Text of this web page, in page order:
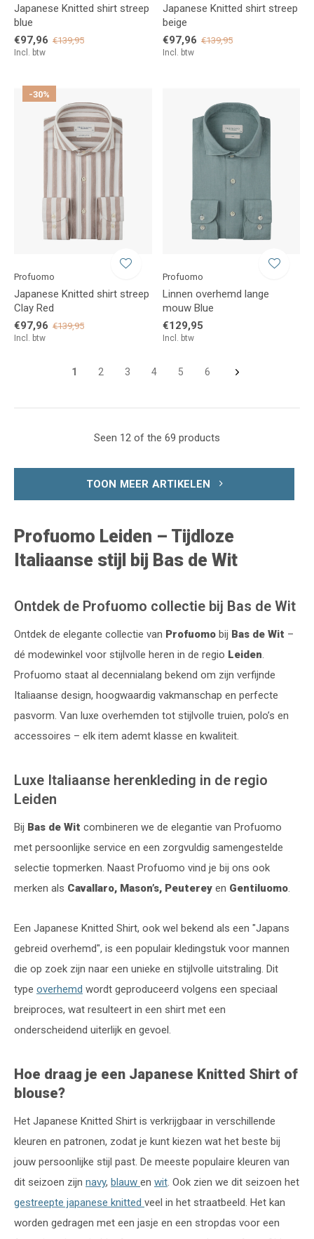
Japanese Knitted shirt streep
blue
€97,96 €139,95
Incl. btw
Japanese Knitted shirt streep
beige
€97,96 €139,95
Incl. btw
-30%
Profuomo
Japanese Knitted shirt streep
Clay Red
€97,96 €139,95
Incl. btw
Profuomo
Linnen overhemd lange
mouw Blue
€129,95
Incl. btw
1 2 3 4 5 6
Seen 12 of the 69 products
TOON MEER ARTIKELEN
Profuomo Leiden – Tijdloze
Italiaanse stijl bij Bas de Wit
Ontdek de Profuomo collectie bij Bas de Wit
Ontdek de elegante collectie van Profuomo bij Bas de Wit –
dé modewinkel voor stijlvolle heren in de regio Leiden.
Profuomo staat al decennialang bekend om zijn verfijnde
Italiaanse design, hoogwaardig vakmanschap en perfecte
pasvorm. Van luxe overhemden tot stijlvolle truien, polo’s en
accessoires – elk item ademt klasse en kwaliteit.
Luxe Italiaanse herenkleding in de regio
Leiden
Bij Bas de Wit combineren we de elegantie van Profuomo
met persoonlijke service en een zorgvuldig samengestelde
selectie topmerken. Naast Profuomo vind je bij ons ook
merken als Cavallaro, Mason’s, Peuterey en Gentiluomo.
Een Japanese Knitted Shirt, ook wel bekend als een "Japans
gebreid overhemd", is een populair kledingstuk voor mannen
die op zoek zijn naar een unieke en stijlvolle uitstraling. Dit
type overhemd wordt geproduceerd volgens een speciaal
breiproces, wat resulteert in een shirt met een
onderscheidend uiterlijk en gevoel.
Hoe draag je een Japanese Knitted Shirt of
blouse?
Het Japanese Knitted Shirt is verkrijgbaar in verschillende
kleuren en patronen, zodat je kunt kiezen wat het beste bij
jouw persoonlijke stijl past. De meeste populaire kleuren van
dit seizoen zijn navy, blauw en wit. Ook zien we dit seizoen het
gestreepte japanese knitted veel in het straatbeeld. Het kan
worden gedragen met een jasje en een stropdas voor een